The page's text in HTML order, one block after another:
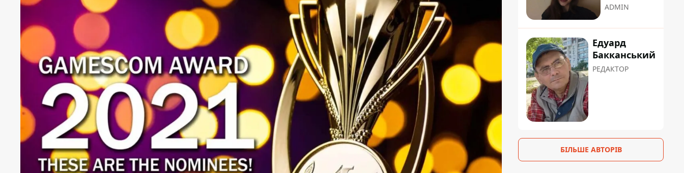
ADMIN
Едуард
Бакканський
РЕДАКТОР
БІЛЬШЕ АВТОРІВ